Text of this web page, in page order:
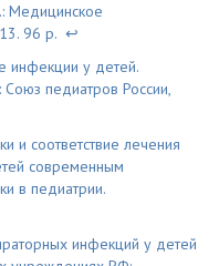
Медицинское
96 p. ↩
инфекции у детей.
педиатров России,
и соответствие лечения
современным
в педиатрии.
инфекций у детей